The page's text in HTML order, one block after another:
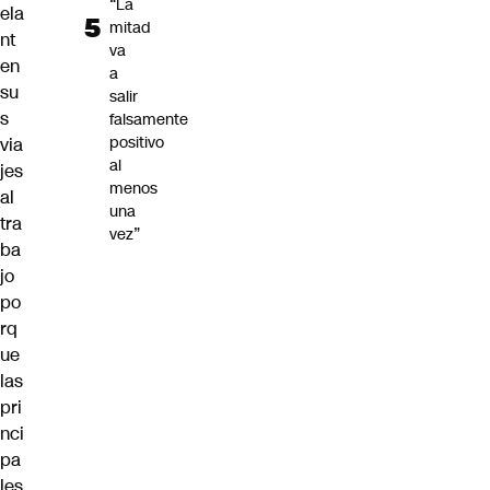
ela
nt
en
su
s
via
jes
al
tra
ba
jo
po
rq
ue
las
pri
nci
pa
“La
mitad
va
a
salir
falsamente
positivo
al
menos
una
vez”